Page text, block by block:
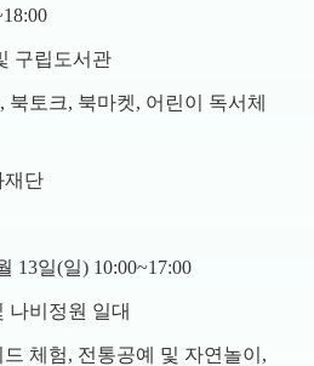
구립도서관
북토크, 북마켓, 어린이 독서체
재단
13일(일) 10:00~17:00
나비정원 일대
체험, 전통공예 및 자연놀이,